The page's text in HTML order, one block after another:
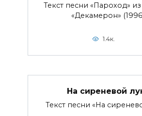
Текст песни «Пароход»
«Декамерон»
1.4к.
На сиреневой
Текст песни «На